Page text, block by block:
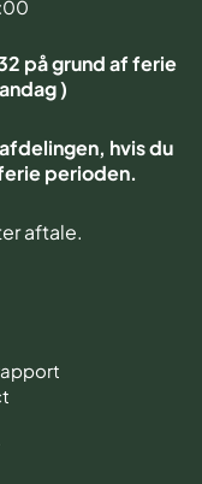
på grund af ferie
)
hvis du
perioden.
aftale.